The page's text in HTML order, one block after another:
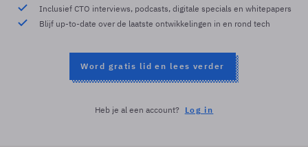
Inclusief CTO interviews, podcasts, digitale specials en whitepapers
Blijf up-to-date over de laatste ontwikkelingen in en rond tech
Word gratis lid en lees verder
Heb je al een account? Log in